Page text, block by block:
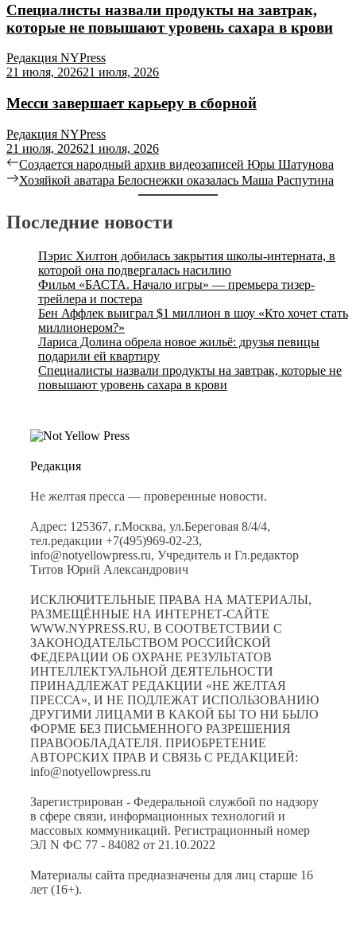
Специалисты назвали продукты на завтрак,
которые не повышают уровень сахара в крови
Редакция NYPress
21 июля, 202621 июля, 2026
Месси завершает карьеру в сборной
Редакция NYPress
21 июля, 202621 июля, 2026
Создается народный архив видеозаписей Юры Шатунова
Хозяйкой аватара Белоснежки оказалась Маша Распутина
Последние новости
Пэрис Хилтон добилась закрытия школы-интерната, в
которой она подвергалась насилию
Фильм «БАСТА. Начало игры» — премьера тизер-
трейлера и постера
Бен Аффлек выиграл $1 миллион в шоу «Кто хочет стать
миллионером?»
Лариса Долина обрела новое жильё: друзья певицы
подарили ей квартиру
Специалисты назвали продукты на завтрак, которые не
повышают уровень сахара в крови
Редакция
Не желтая пресса — проверенные новости.
Адрес: 125367, г.Москва, ул.Береговая 8/4/4,
тел.редакции +7(495)969-02-23,
info@notyellowpress.ru, Учредитель и Гл.редактор
Титов Юрий Александрович
ИСКЛЮЧИТЕЛЬНЫЕ ПРАВА НА МАТЕРИАЛЫ,
РАЗМЕЩЁННЫЕ НА ИНТЕРНЕТ-САЙТЕ
WWW.NYPRESS.RU, В СООТВЕТСТВИИ С
ЗАКОНОДАТЕЛЬСТВОМ РОССИЙСКОЙ
ФЕДЕРАЦИИ ОБ ОХРАНЕ РЕЗУЛЬТАТОВ
ИНТЕЛЛЕКТУАЛЬНОЙ ДЕЯТЕЛЬНОСТИ
ПРИНАДЛЕЖАТ РЕДАКЦИИ «НЕ ЖЕЛТАЯ
ПРЕССА», И НЕ ПОДЛЕЖАТ ИСПОЛЬЗОВАНИЮ
ДРУГИМИ ЛИЦАМИ В КАКОЙ БЫ ТО НИ БЫЛО
ФОРМЕ БЕЗ ПИСЬМЕННОГО РАЗРЕШЕНИЯ
ПРАВООБЛАДАТЕЛЯ. ПРИОБРЕТЕНИЕ
АВТОРСКИХ ПРАВ И СВЯЗЬ С РЕДАКЦИЕЙ:
info@notyellowpress.ru
Зарегистрирован - Федеральной службой по надзору
в сфере связи, информационных технологий и
массовых коммуникаций. Регистрационный номер
ЭЛ N ФС 77 - 84082 от 21.10.2022
Материалы сайта предназначены для лиц старше 16
лет (16+).